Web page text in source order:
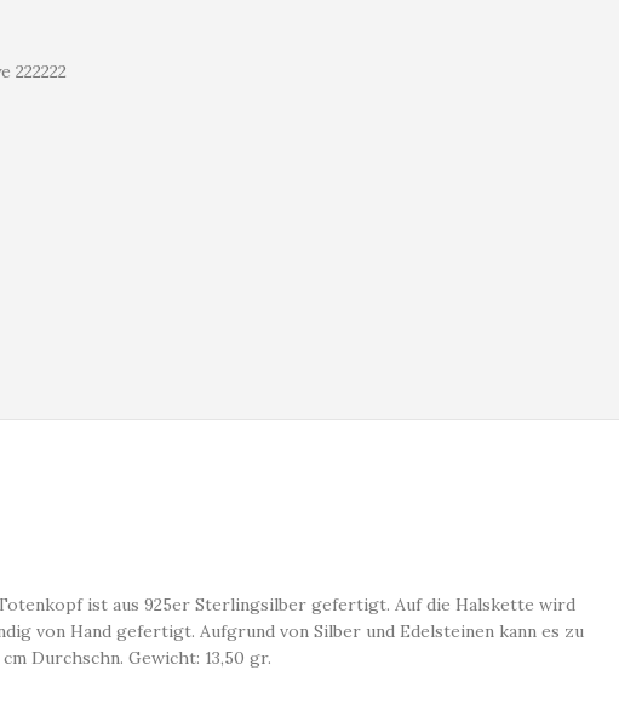
222222
ist aus 925er Sterlingsilber gefertigt. Auf die Halskette wird
von Hand gefertigt. Aufgrund von Silber und Edelsteinen kann es zu
Durchschn. Gewicht: 13,50 gr.